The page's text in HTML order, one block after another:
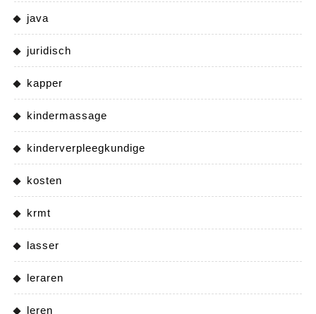
java
juridisch
kapper
kindermassage
kinderverpleegkundige
kosten
krmt
lasser
leraren
leren